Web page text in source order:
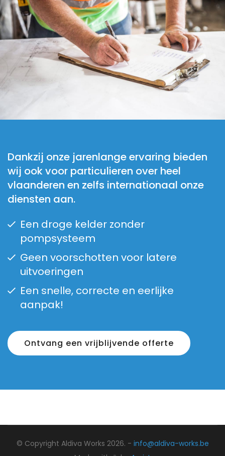
Dankzij onze jarenlange ervaring bieden
wij ook voor particulieren over heel
vlaanderen en zelfs internationaal onze
diensten aan.
Een droge kelder zonder
pompsysteem
Geen voorschotten voor latere
uitvoeringen
Een snelle, correcte en eerlijke
aanpak!
Ontvang een vrijblijvende offerte
© Copyright Aldiva Works 2026. - info@aldiva-works.be